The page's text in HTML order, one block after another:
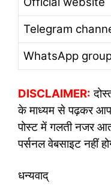
Telegram
WhatsApp
DISCLAIMER:
के माध्यम से पढ़कर
पोस्ट में गलती नजर
पर्सनल वेबसाइट नहीं
धन्यवाद्